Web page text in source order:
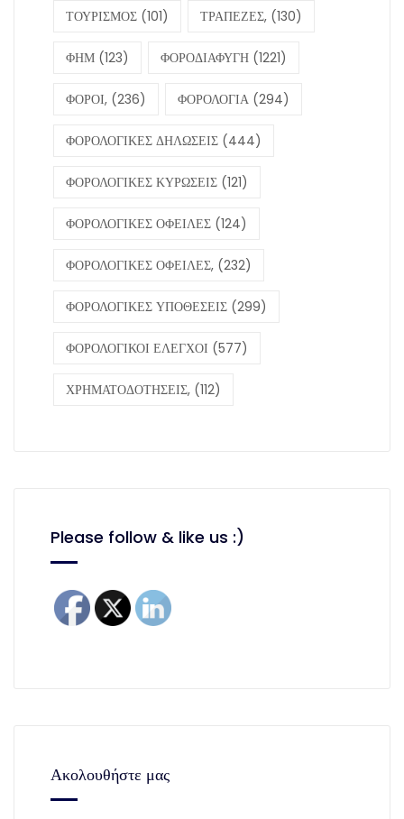
ΤΟΥΡΙΣΜΟΣ (101) ΤΡΑΠΕΖΕΣ, (130)
ΦΗΜ (123) ΦΟΡΟΔΙΑΦΥΓΗ (1221)
ΦΟΡΟΙ, (236) ΦΟΡΟΛΟΓΙΑ (294)
ΦΟΡΟΛΟΓΙΚΕΣ ΔΗΛΩΣΕΙΣ (444)
ΦΟΡΟΛΟΓΙΚΕΣ ΚΥΡΩΣΕΙΣ (121)
ΦΟΡΟΛΟΓΙΚΕΣ ΟΦΕΙΛΕΣ (124)
ΦΟΡΟΛΟΓΙΚΕΣ ΟΦΕΙΛΕΣ, (232)
ΦΟΡΟΛΟΓΙΚΕΣ ΥΠΟΘΕΣΕΙΣ (299)
ΦΟΡΟΛΟΓΙΚΟΙ ΕΛΕΓΧΟΙ (577)
ΧΡΗΜΑΤΟΔΟΤΗΣΕΙΣ, (112)
Please follow & like us :)
Ακολουθήστε μας